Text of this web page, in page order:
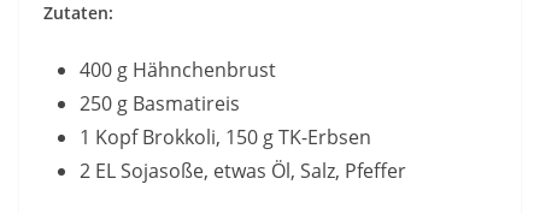
Zutaten:
400 g Hähnchenbrust
250 g Basmatireis
1 Kopf Brokkoli, 150 g TK-Erbsen
2 EL Sojasoße, etwas Öl, Salz, Pfeffer